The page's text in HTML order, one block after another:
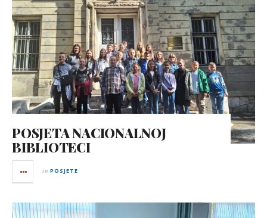
POSJETA NACIONALNOJ
BIBLIOTECI
in POSJETE